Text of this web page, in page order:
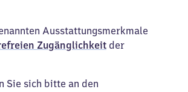
Ausstattungsmerkmale
Zugänglichkeit der
Sie sich bitte an den